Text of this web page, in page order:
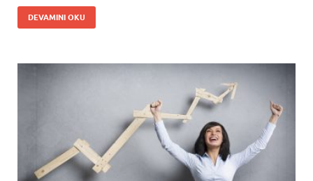
DEVAMINI OKU